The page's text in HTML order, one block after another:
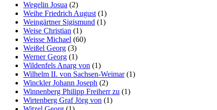
Wegelin Josua (2)
Weihe Friedrich August (1)
Weingärtner Sigismund (1)
Weise Christian (1)
Weisse Michael (60)
Weißel Georg (3)
Werner Georg (1)
Wildenfels Anarg von (1)
Wilhelm II. von Sachsen-Weimar(1)
Winckler Johann Joseph (2)
Winnenberg Philipp Freiherr zu (1)
Wirtenberg Graf Jörg von (1)